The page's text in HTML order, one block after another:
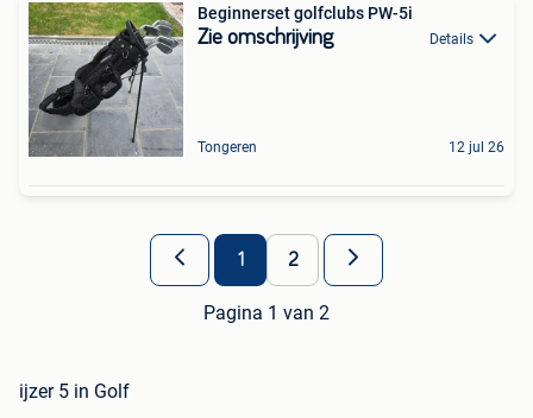
Beginnerset golfclubs PW-5i
Zie omschrijving Details
Tongeren 12 jul 26
1 2
Pagina 1 van 2
ijzer 5 in Golf